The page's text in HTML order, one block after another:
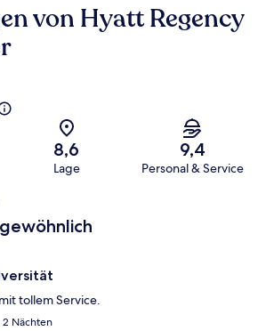
von Hyatt Regency
8,6
Lage
9,4
Personal & Service
tollem Service.
2 Nächten